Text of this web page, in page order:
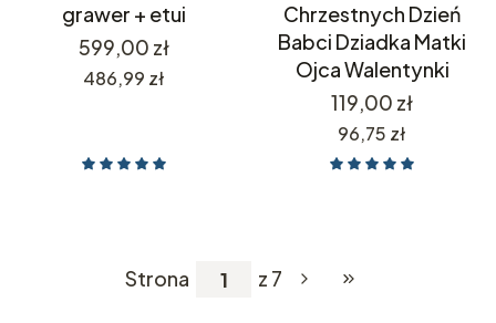
grawer + etui
Cena
599,00 zł
Cena
486,99 zł
Chrzestnych Dzień
Babci Dziadka Matki
Ojca Walentynki
Cena
119,00 zł
Cena
96,75 zł
Strona z 7 Przejdź do